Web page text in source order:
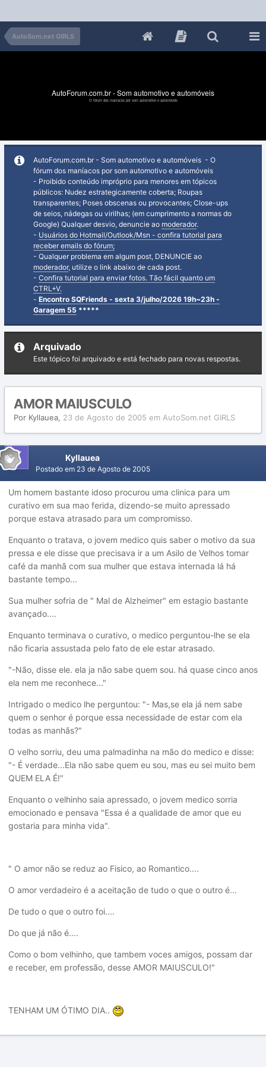
AutoSom.net GIRLS
AutoForum.com.br - Som automotivo e automóveis
O fórum dos maníacos por som automotivo e automóveis
AutoForum.com.br - Som automotivo e automóveis - O
fórum dos maníacos por som automotivo e automóveis
- Proibido conteúdo impróprio para menores em tópicos
públicos: Nudez estrategicamente coberta; Roupas
transparentes; Poses obscenas ou provocantes; Close-ups
de seios, nádegas ou virilhas; (em cumprimento a normas do
Google) Qualquer desvio, denuncie ao moderador.
- Usuários do Hotmail/Outlook/Msn - confira tutorial para
receber emails do fórum;
- Qualquer problema em algum post, DENUNCIE ao
moderador, utilize o link abaixo de cada post.
- Confira tutorial para enviar fotos. Tão fácil quanto um
CTRL+V.
- Encontro SQFriends - sexta 3/julho/2026 19h~23h -
Garagem 55 *****
Arquivado
Este tópico foi arquivado e está fechado para novas respostas.
AMOR MAIUSCULO
Por Kyllauea, 23 de Agosto de 2005 em AutoSom.net GIRLS
Kyllauea
Postado em 23 de Agosto de 2005
Um homem bastante idoso procurou uma clinica para um
curativo em sua mao ferida, dizendo-se muito apressado
porque estava atrasado para um compromisso.
Enquanto o tratava, o jovem medico quis saber o motivo da sua
pressa e ele disse que precisava ir a um Asilo de Velhos tomar
café da manhã com sua mulher que estava internada lá há
bastante tempo...
Sua mulher sofria de " Mal de Alzheimer" em estagio bastante
avançado....
Enquanto terminava o curativo, o medico perguntou-lhe se ela
não ficaria assustada pelo fato de ele estar atrasado.
"-Não, disse ele. ela ja não sabe quem sou. há quase cinco anos
ela nem me reconhece..."
Intrigado o medico lhe perguntou: "- Mas,se ela já nem sabe
quem o senhor é porque essa necessidade de estar com ela
todas as manhãs?"
O velho sorriu, deu uma palmadinha na mão do medico e disse:
"- É verdade...Ela não sabe quem eu sou, mas eu sei muito bem
QUEM ELA É!"
Enquanto o velhinho saia apressado, o jovem medico sorria
emocionado e pensava "Essa é a qualidade de amor que eu
gostaria para minha vida".
" O amor não se reduz ao Fisico, ao Romantico....
O amor verdadeiro é a aceitação de tudo o que o outro é...
De tudo o que o outro foi....
Do que já não é....
Como o bom velhinho, que tambem voces amigos, possam dar
e receber, em professão, desse AMOR MAIUSCULO!"
TENHAM UM ÓTIMO DIA..